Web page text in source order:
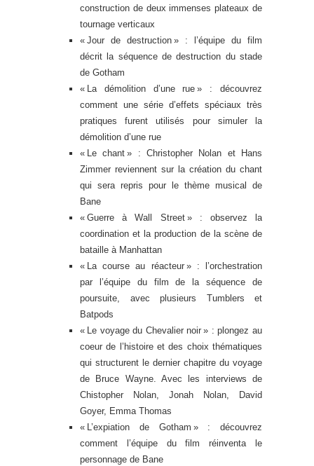
construction de deux immenses plateaux de
tournage verticaux
« Jour de destruction » : l’équipe du film
décrit la séquence de destruction du stade
de Gotham
« La démolition d’une rue » : découvrez
comment une série d’effets spéciaux très
pratiques furent utilisés pour simuler la
démolition d’une rue
« Le chant » : Christopher Nolan et Hans
Zimmer reviennent sur la création du chant
qui sera repris pour le thème musical de
Bane
« Guerre à Wall Street » : observez la
coordination et la production de la scène de
bataille à Manhattan
« La course au réacteur » : l’orchestration
par l’équipe du film de la séquence de
poursuite, avec plusieurs Tumblers et
Batpods
« Le voyage du Chevalier noir » : plongez au
coeur de l’histoire et des choix thématiques
qui structurent le dernier chapitre du voyage
de Bruce Wayne. Avec les interviews de
Chistopher Nolan, Jonah Nolan, David
Goyer, Emma Thomas
« L’expiation de Gotham » : découvrez
comment l’équipe du film réinventa le
personnage de Bane